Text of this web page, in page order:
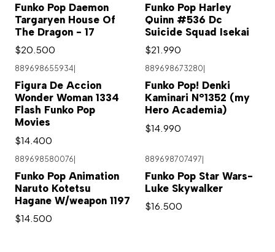
Funko Pop Daemon
Targaryen House Of
The Dragon - 17
$20.500
Funko Pop Harley
Quinn #536 Dc
Suicide Squad Isekai
$21.990
889698655934
Figura De Accion
Wonder Woman 1334
Flash Funko Pop
Movies
$14.400
889698673280
Funko Pop! Denki
Kaminari N°1352 (my
Hero Academia)
$14.990
889698580076|
Funko Pop Animation
Naruto Kotetsu
Hagane W/weapon 1197
$14.500
889698707497|
Funko Pop Star Wars-
Luke Skywalker
$16.500